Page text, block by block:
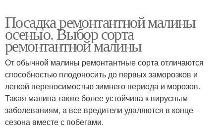
Посадка ремонтантной малины
осенью. Выбор сорта
ремонтантной малины
От обычной малины ремонтантные сорта отличаются
способностью плодоносить до первых заморозков и
легкой переносимостью зимнего периода и морозов.
Такая малина также более устойчива к вирусным
заболеваниям, а все вредители удаляются в конце
сезона вместе с побегами.